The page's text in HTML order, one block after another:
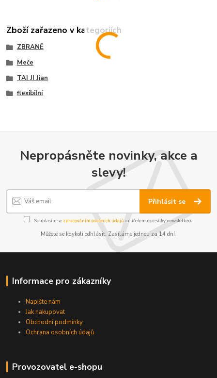
Zboží zařazeno v kategoriích
ZBRANĚ
Meče
TAI JI Jian
flexibilní
Nepropásněte novinky, akce a
slevy!
Přihlásit se
Souhlasím se zpracováním osobních údajůza účelem rozesílky newsletteru.
Můžete se kdykoli odhlásit. Zasíláme jednou za 14 dní.
Informace pro zákazníky
Napište nám
Jak nakupovat
Obchodní podmínky
Ochrana osobních údajů
Provozovatel e-shopu